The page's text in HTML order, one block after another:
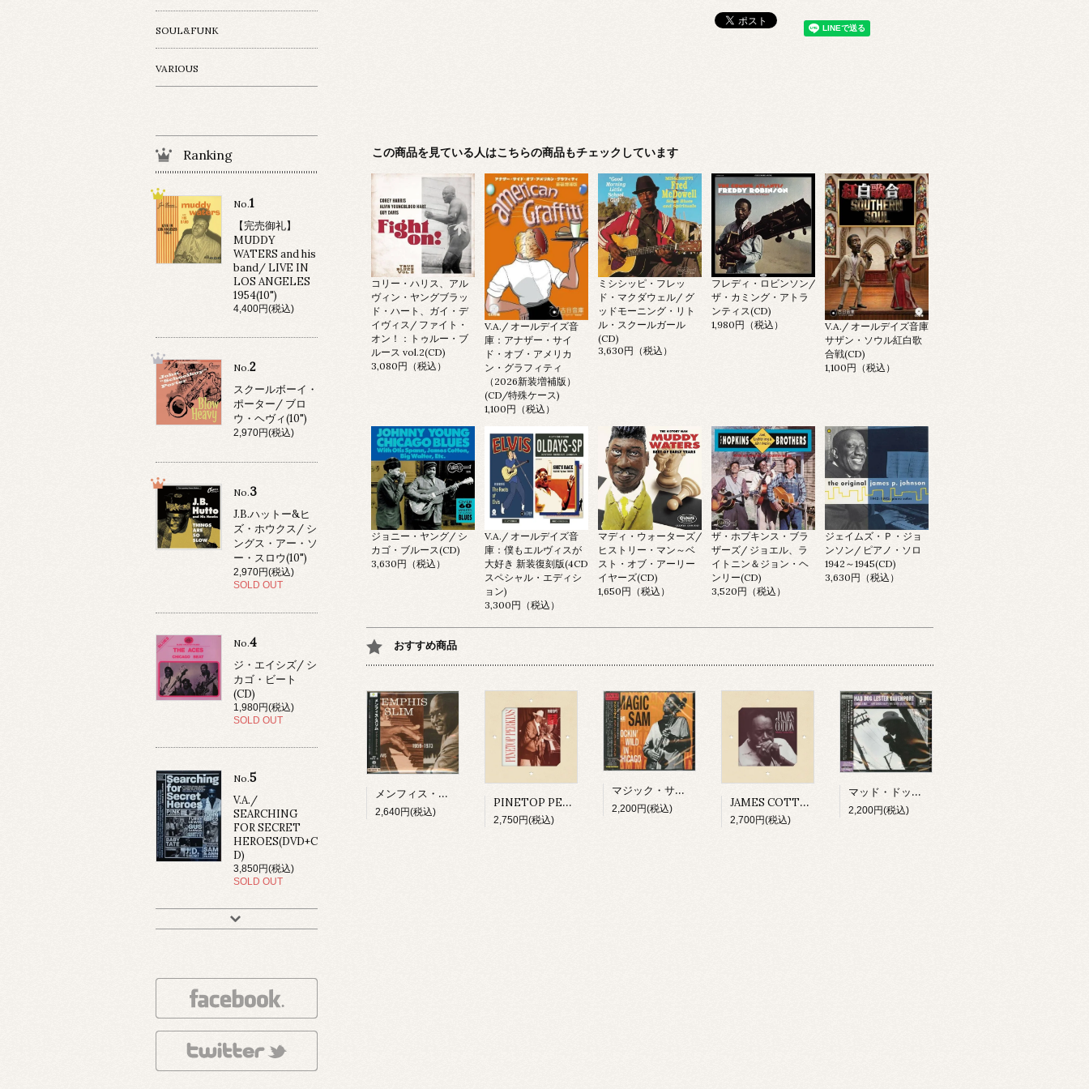
この商品を見ている人はこちらの商品もチェックしています
コリー・ハリス、アル
ヴィン・ヤングブラッ
ド・ハート、ガイ・デ
イヴィス/ ファイト・
オン！：トゥルー・ブ
ルース vol.2(CD)
3,080円（税込）
V.A./ オールデイズ音
庫：アナザー・サイ
ド・オブ・アメリカ
ン・グラフィティ
（2026新装増補版）
(CD/特殊ケース)
1,100円（税込）
ミシシッピ・フレッ
ド・マクダウェル/ グ
ッドモーニング・リト
ル・スクールガール
(CD)
3,630円（税込）
フレディ・ロビンソン/
ザ・カミング・アトラ
ンティス(CD)
1,980円（税込）
V.A./ オールデイズ音庫
サザン・ソウル紅白歌
合戦(CD)
1,100円（税込）
ジョニー・ヤング/ シ
カゴ・ブルース(CD)
3,630円（税込）
V.A./ オールデイズ音
庫：僕もエルヴィスが
大好き 新装復刻版(4CD
スペシャル・エディシ
ョン)
3,300円（税込）
マディ・ウォーターズ/
ヒストリー・マン～ベ
スト・オブ・アーリー
イヤーズ(CD)
1,650円（税込）
ザ・ホプキンス・ブラ
ザーズ/ ジョエル、ラ
イトニン＆ジョン・ヘ
ンリー(CD)
3,520円（税込）
ジェイムズ・Ｐ・ジョ
ンソン/ ピアノ・ソロ
1942～1945(CD)
3,630円（税込）
おすすめ商品
メンフィス・スリム/ ザ・フォークウェイズ・イヤーズ(CD)
2,640円(税込)
PINETOP PERKINS/ PINETOP'S BOOGIE WOOGIE(CD)
2,750円(税込)
マジック・サム/ ライヴ・イン・シカゴ～ロッキン・ワイルド(CD)
2,200円(税込) JAMES COTTON/ MIGHTY LONG TIME(CD)
2,700円(税込)
マッド・ドッグ・レスター・ダヴェンポート/ アイ・スメル・ア・ラット(CD)
2,200円(税込)
SOUL&FUNK
VARIOUS
Ranking
No.1
【完売御礼】
MUDDY
WATERS and his
band/ LIVE IN
LOS ANGELES
1954(10")
4,400円(税込)
No.2
スクールボーイ・
ポーター/ ブロ
ウ・ヘヴィ(10")
2,970円(税込)
No.3
J.B.ハットー&ヒ
ズ・ホウクス/ シ
ングス・アー・ソ
ー・スロウ(10")
2,970円(税込)
SOLD OUT
No.4
ジ・エイシズ/ シ
カゴ・ビート
(CD)
1,980円(税込)
SOLD OUT
No.5
V.A./
SEARCHING
FOR SECRET
HEROES(DVD+C
D)
3,850円(税込)
SOLD OUT